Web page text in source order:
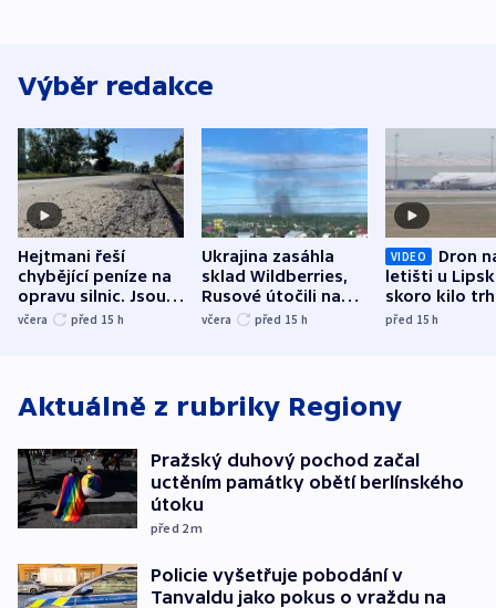
Výběr redakce
Hejtmani řeší
chybějící peníze na
opravu silnic. Jsou
nenárokové, namítá
včera před 15 h
Ukrajina zasáhla
sklad Wildberries,
Rusové útočili na
trh, hasiče či
včera před 15 h
VIDEO
Dron
letišti u
skoro kilo
indicie
před 15h
Aktuálně z rubriky Regiony
Pražský duhový pochod začal
uctěním památky obětí berlínského
útoku
před 2m
Policie vyšetřuje pobodání v
Tanvaldu jako pokus o vraždu na